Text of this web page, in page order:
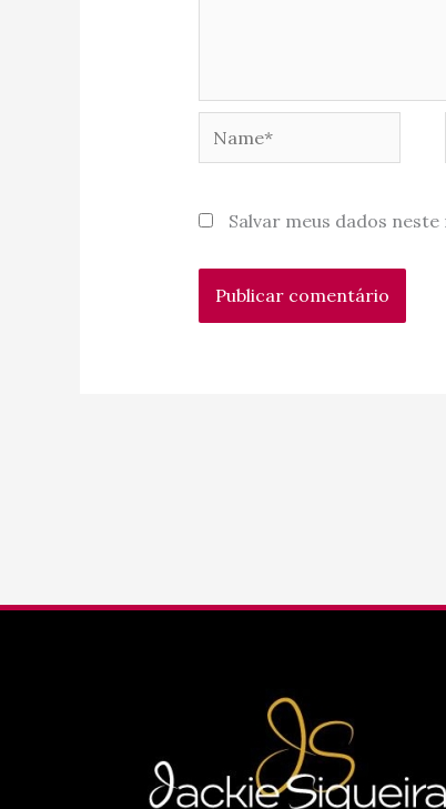
Salvar meus dados